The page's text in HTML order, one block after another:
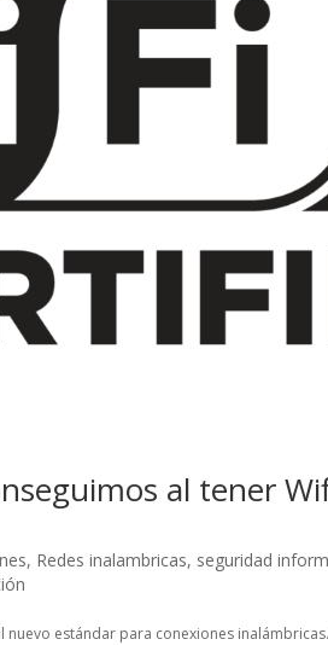
al tener
, Redes inalambricas, seguridad
estándar para conexiones